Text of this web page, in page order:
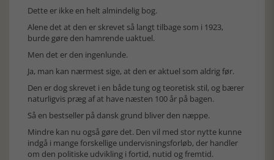
Dette er ikke en helt almindelig bog.
Alene det at den er skrevet så langt tilbage som i 1923,
burde gøre den hamrende uaktuel.
Men det er den ingenlunde.
Ja, man kan nærmest sige, at den er aktuel som aldrig før.
Den er dog skrevet i en både tung og teoretisk stil, og bærer
naturligvis præg af at have næsten 100 år på bagen.
Så en bestseller på dansk grund bliver den næppe.
Mindre kan nu også gøre det. Den vil med stor nytte kunne
indgå i mange forskellige undervisningsforløb, der handler
om den politiske udvikling i fortid, nutid og fremtid.